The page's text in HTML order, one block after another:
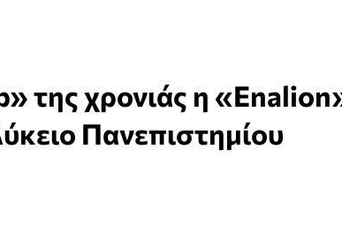
της χρονιάς η
Πανεπιστημίου